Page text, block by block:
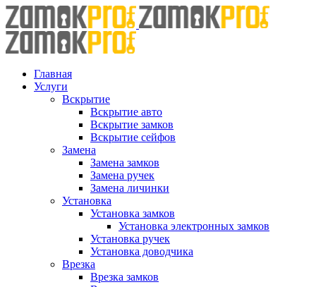
Skip
to
content
Главная
Услуги
Вскрытие
Вскрытие авто
Вскрытие замков
Вскрытие сейфов
Замена
Замена замков
Замена ручек
Замена личинки
Установка
Установка замков
Установка электронных замков
Установка ручек
Установка доводчика
Врезка
Врезка замков